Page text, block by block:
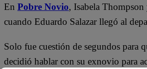
En Pobre Novio, Isabela
cuando Eduardo Salazar llegó al
Solo fue cuestión de segundos para
decidió hablar con su exnovio para